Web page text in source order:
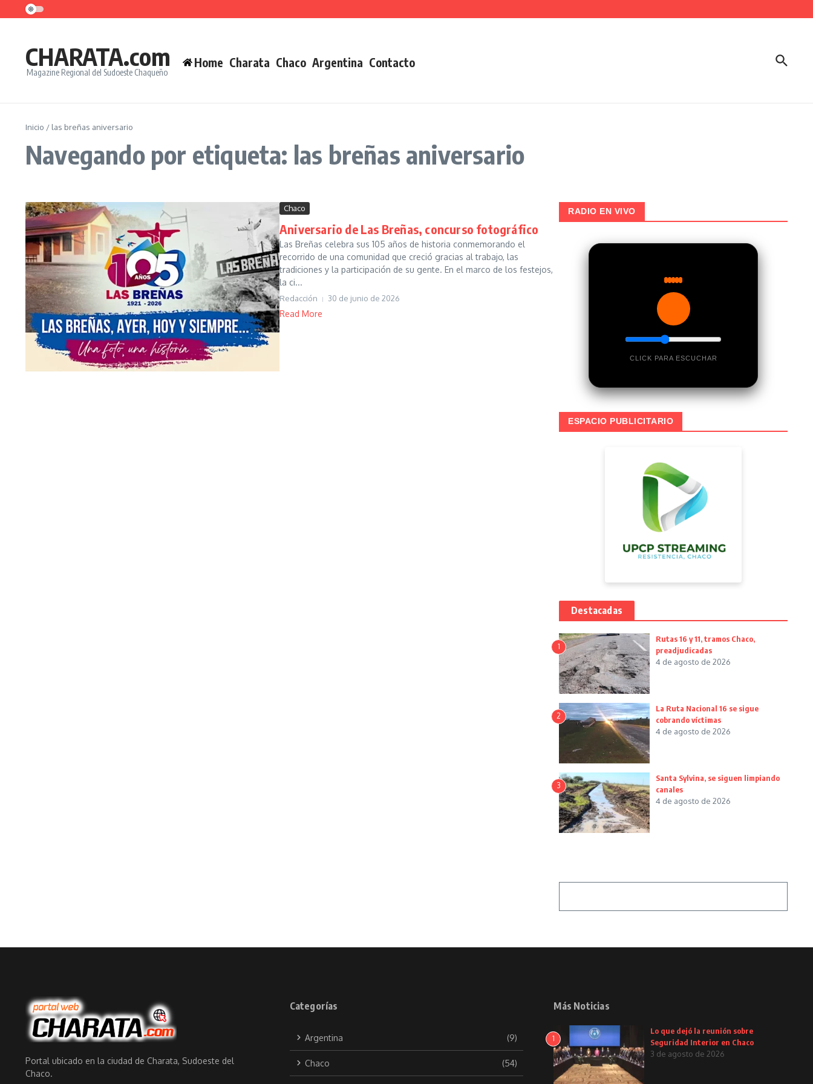
Saltar al contenido
CHARATA.com
Magazine Regional del Sudoeste Chaqueño
Home Charata Chaco Argentina Contacto
Inicio / las breñas aniversario
Navegando por etiqueta: las breñas aniversario
Chaco
Aniversario de Las Breñas, concurso fotográfico
Las Breñas celebra sus 105 años de historia conmemorando el
recorrido de una comunidad que creció gracias al trabajo, las
tradiciones y la participación de su gente. En el marco de los festejos,
la ci...
Redacción 30 de junio de 2026
Read More
RADIO EN VIVO
CLICK PARA ESCUCHAR
ESPACIO PUBLICITARIO
Destacadas
1
Rutas 16 y 11, tramos Chaco,
preadjudicadas
4 de agosto de 2026
2
La Ruta Nacional 16 se sigue
cobrando víctimas
4 de agosto de 2026
3
Santa Sylvina, se siguen limpiando
canales
4 de agosto de 2026
Portal ubicado en la ciudad de Charata, Sudoeste del
Chaco.
Categorías
Argentina (9)
Chaco (54)
Más Noticias
1
Lo que dejó la reunión sobre
Seguridad Interior en Chaco
3 de agosto de 2026